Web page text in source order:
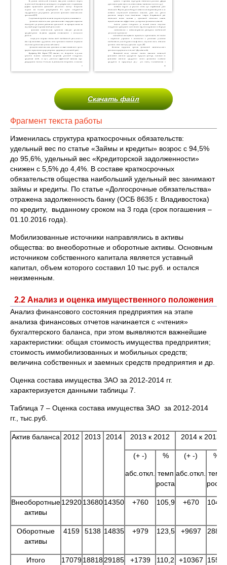
Скачать файл
Фрагмент текста работы
Изменилась структура краткосрочных обязательств:
удельный вес по статье «Займы и кредиты» возрос с 94,5%
до 95,6%, удельный вес «Кредиторской задолженности»
снижен с 5,5% до 4,4%. В составе краткосрочных
обязательств общества наибольший удельный вес занимают
займы и кредиты. По статье «Долгосрочные обязательства»
отражена задолженность банку (ОСБ 8635 г. Владивостока)
по кредиту, выданному сроком на 3 года (срок погашения –
01.10.2016 года).
Мобилизованные источники направлялись в активы
общества: во внеоборотные и оборотные активы. Основным
источником собственного капитала является уставный
капитал, объем которого составил 10 тыс.руб. и остался
неизменным.
2.2 Анализ и оценка имущественного положения
Анализ финансового состояния предприятия на этапе
анализа финансовых отчетов начинается с «чтения»
бухгалтерского баланса, при этом выявляются важнейшие
характеристики: общая стоимость имущества предприятия;
стоимость иммобилизованных и мобильных средств;
величина собственных и заемных средств предприятия и др.
Оценка состава имущества ЗАО за 2012-2014 гг.
характеризуется данными таблицы 7.
Таблица 7 – Оценка состава имущества ЗАО за 2012-2014
гг., тыс.руб.
Актив баланса 2012 2013 2014 2013 к 2012 2014 к 2013
(+ -)
абс.откл.
%
темп
роста
(+ -)
абс.откл.
%
темп
роста
Внеоборотные
активы
129201368014350 +760 105,9 +670 104,9
Оборотные
активы
4159 5138 14835 +979 123,5 +9697 288,7
Итого 170791881829185 +1739 110,2 +10367 155,1